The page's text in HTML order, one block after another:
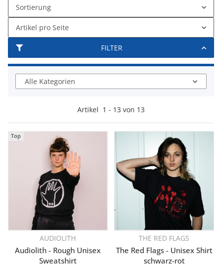
FILTER
Sortierung
Artikel pro Seite
Alle Kategorien
Artikel 1 - 13 von 13
Top
AUDIOLITH
Audiolith - Rough Unisex
Sweatshirt
THE RED FLAGS
The Red Flags - Unisex Shirt
schwarz-rot